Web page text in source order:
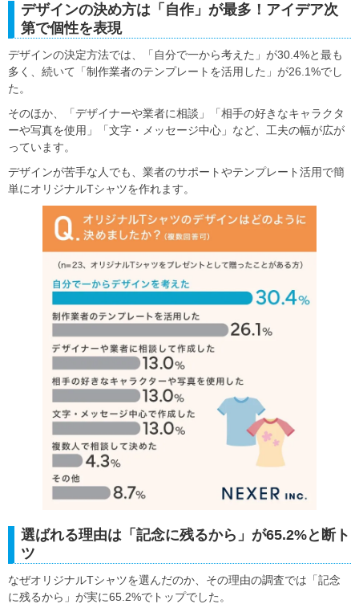
デザインの決め方は「自作」が最多！アイデア次
第で個性を表現
デザインの決定方法では、「自分で一から考えた」が30.4%と最も
多く、続いて「制作業者のテンプレートを活用した」が26.1%でし
た。
そのほか、「デザイナーや業者に相談」「相手の好きなキャラクタ
ーや写真を使用」「文字・メッセージ中心」など、工夫の幅が広が
っています。
デザインが苦手な人でも、業者のサポートやテンプレート活用で簡
単にオリジナルTシャツを作れます。
選ばれる理由は「記念に残るから」が65.2%と断ト
ツ
なぜオリジナルTシャツを選んだのか、その理由の調査では「記念
に残るから」が実に65.2%でトップでした。